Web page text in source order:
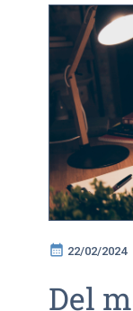
calendar_month 22/02/2024
Del